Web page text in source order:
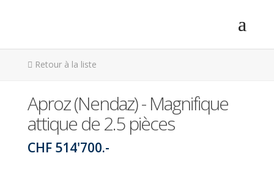
Retour à la liste
Aproz (Nendaz) - Magnifique
attique de 2.5 pièces
CHF 514'700.-